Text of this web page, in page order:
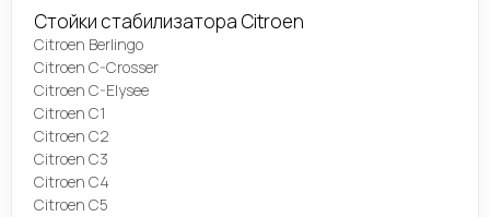
Стойки стабилизатора Citroen
Citroen Berlingo
Citroen C-Crosser
Citroen C-Elysee
Citroen C1
Citroen C2
Citroen C3
Citroen C4
Citroen C5